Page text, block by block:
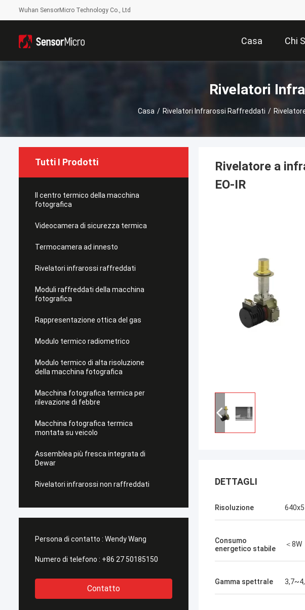
Wuhan SensorMicro Technology Co., Ltd
Casa Chi
Rivelatori
Casa / Rivelatori Infrarossi Raffreddati /
Tutti I Prodotti
Il centro termico della macchina
fotografica
Videocamera di sicurezza termica
Termocamera ad innesto
Rivelatori infrarossi raffreddati
Moduli raffreddati della macchina
fotografica
Rappresentazione ottica del gas
Modulo termico radiometrico
Modulo termico di alta risoluzione
della macchina fotografica
Macchina fotografica termica per
rilevazione di febbre
Macchina fotografica termica
montata su veicolo
Assemblea più fresca integrata di
Dewar
Rivelatori infrarossi non raffreddati
Persona di contatto : Wendy Wang
Numero di telefono : +86 27 50185150
Contatto
Rivelatore a
EO-IR
DETTAGLI
Risoluzione
Consumo
energetico stabile
＜8W
Gamma spettrale